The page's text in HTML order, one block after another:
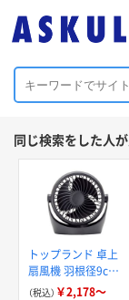
同じ検索をした人
トップランド 卓上
扇風機 羽根径9cm
風量5段階 360度角
（税込） ￥2,178～